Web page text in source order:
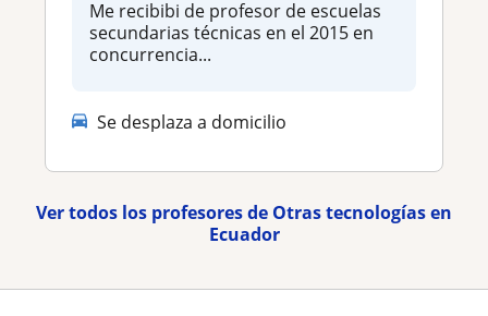
Me recibibi de profesor de escuelas
secundarias técnicas en el 2015 en
concurrencia...
Se desplaza a domicilio
Ver todos los profesores de Otras tecnologías en
Ecuador